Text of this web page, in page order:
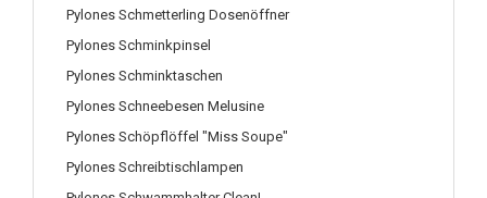
Pylones Schmetterling Dosenöffner
Pylones Schminkpinsel
Pylones Schminktaschen
Pylones Schneebesen Melusine
Pylones Schöpflöffel "Miss Soupe"
Pylones Schreibtischlampen